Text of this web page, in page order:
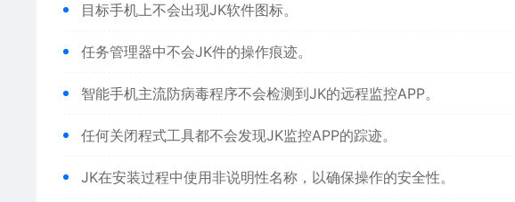
目标手机上不会出现JK软件图标。
任务管理器中不会JK件的操作痕迹。
智能手机主流防病毒程序不会检测到JK的远程监控APP。
任何关闭程式工具都不会发现JK监控APP的踪迹。
JK在安装过程中使用非说明性名称，以确保操作的安全性。